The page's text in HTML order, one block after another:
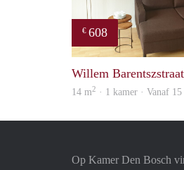
€ 608
Willem Barentszstraat
14 m2 · 1 kamer · Vanaf
Op Kamer Den Bosch